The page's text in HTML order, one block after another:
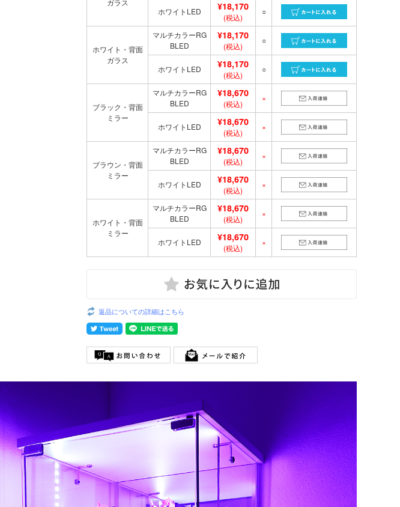
ガラス
ホワイトLED ¥18,170
(税込)
○
ホワイト・背面
ガラス
マルチカラーRG
BLED
¥18,170
(税込)
○
ホワイトLED ¥18,170
(税込)
○
ブラック・背面
ミラー
マルチカラーRG
BLED
¥18,670
(税込)
×
ホワイトLED ¥18,670
(税込)
×
ブラウン・背面
ミラー
マルチカラーRG
BLED
¥18,670
(税込)
×
ホワイトLED ¥18,670
(税込)
×
ホワイト・背面
ミラー
マルチカラーRG
BLED
¥18,670
(税込)
×
ホワイトLED ¥18,670
(税込)
×
返品についての詳細はこちら